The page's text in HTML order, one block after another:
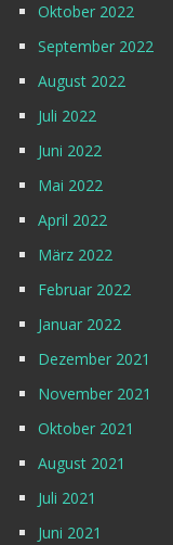
Oktober 2022
September 2022
August 2022
Juli 2022
Juni 2022
Mai 2022
April 2022
März 2022
Februar 2022
Januar 2022
Dezember 2021
November 2021
Oktober 2021
August 2021
Juli 2021
Juni 2021